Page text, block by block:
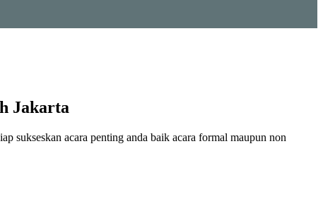
Jakarta
sukseskan acara penting anda baik acara formal maupun non